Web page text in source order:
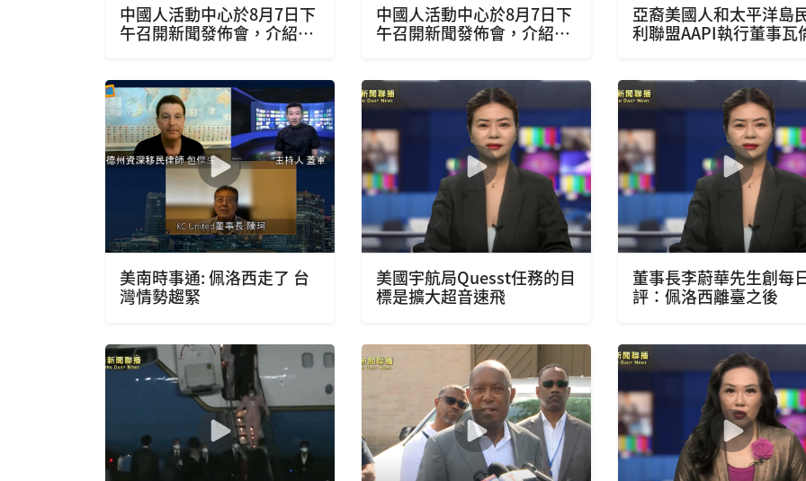
中國人活動中心於8月7日下
午召開新聞發佈會，介紹該
升旗遊園會一系列議程暨籌
劃工作
中國人活動中心於8月7日下
午召開新聞發佈會，介紹該
升旗遊園會一系列議程暨籌
劃工作
亞裔美國人和太平洋島
利聯盟AAPI執行董事
美南時事通: 佩洛西走了 台
灣情勢趨緊
美國宇航局Quesst任務的目
標是擴大超音速飛
董事長李蔚華先生創每
評：佩洛西離臺之後